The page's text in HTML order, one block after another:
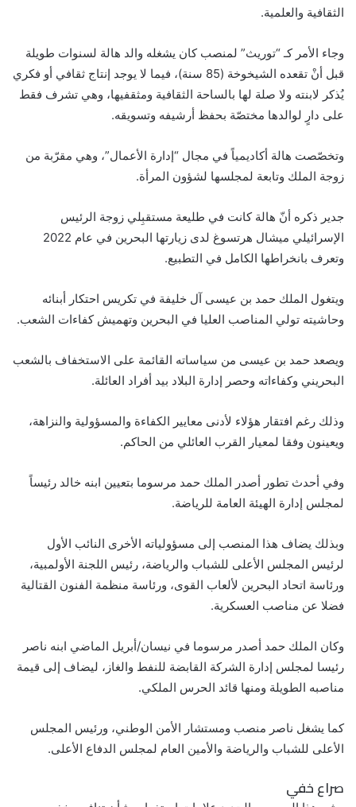
الثقافية والعلمية.
وجاء الأمر كـ “توريث” لمنصب كان يشغله والد هالة لسنوات طويلة
قبل أنْ تقعده الشيخوخة (85 سنة)، فيما لا يوجد إنتاج ثقافي أو فكري
يُذكر لابنته ولا صلة لها بالساحة الثقافية ومثقفيها، وهي تشرف فقط
على دارٍ لوالدها مختصّة بحفظ أرشيفه وتسويقه.
وتخصّصت هالة أكاديمياً في مجال “إدارة الأعمال”، وهي مقرّبة من
زوجة الملك وتابعة لمجلسها لشؤون المرأة.
جدير ذكره أنّ هالة كانت في طليعة مستقبِلي زوجة الرئيس
الإسرائيلي ميشال هرتسوغ لدى زيارتها البحرين في عام 2022
وتعرف بانخراطها الكامل في التطبيع.
ويتغول الملك حمد بن عيسى آل خليفة في تكريس احتكار أبنائه
وحاشيته تولي المناصب العليا في البحرين وتهميش كفاءات الشعب.
ويصعد حمد بن عيسى من سياساته القائمة على الاستخفاف بالشعب
البحريني وكفاءاته وحصر إدارة البلاد بيد أفراد العائلة.
وذلك رغم افتقار هؤلاء لأدنى معايير الكفاءة والمسؤولية والنزاهة،
ويعينون وفقا لمعيار القرب العائلي من الحاكم.
وفي أحدث تطور أصدر الملك حمد مرسوما بتعيين ابنه خالد رئيساً
لمجلس إدارة الهيئة العامة للرياضة.
وبذلك يضاف هذا المنصب إلى مسؤولياته الأخرى النائب الأول
لرئيس المجلس الأعلى للشباب والرياضة، رئيس اللجنة الأولمبية،
ورئاسة اتحاد البحرين لألعاب القوى، ورئاسة منظمة الفنون القتالية
فضلا عن مناصب العسكرية.
وكان الملك حمد أصدر مرسوما في نيسان/أبريل الماضي ابنه ناصر
رئيسا لمجلس إدارة الشركة القابضة للنفط والغاز، ليضاف إلى قيمة
مناصبه الطويلة ومنها قائد الحرس الملكي.
كما يشغل ناصر منصب ومستشار الأمن الوطني، ورئيس المجلس
الأعلى للشباب والرياضة والأمين العام لمجلس الدفاع الأعلى.
صراع خفي